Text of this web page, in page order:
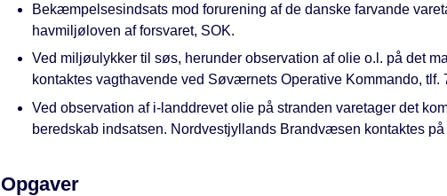
Bekæmpelsesindsats mod forurening af de danske farvande
havmiljøloven af forsvaret, SOK.
Ved miljøulykker til søs, herunder observation af olie o.l. på det
kontaktes vagthavende ved Søværnets Operative Kommando, tlf.
Ved observation af i-landdrevet olie på stranden varetager det
beredskab indsatsen. Nordvestjyllands Brandvæsen kontaktes på
Opgaver